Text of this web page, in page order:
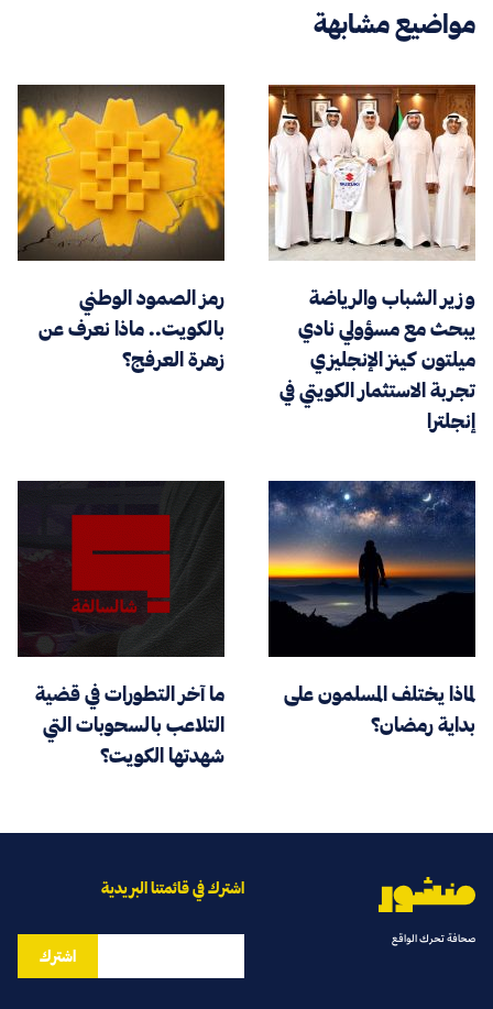
مواضيع مشابهة
وزير الشباب والرياضة
يبحث مع مسؤولي نادي
ميلتون كينز الإنجليزي
تجربة الاستثمار الكويتي في
إنجلترا
رمز الصمود الوطني
بالكويت.. ماذا نعرف عن
زهرة العرفج؟
لماذا يختلف المسلمون على
بداية رمضان؟
ما آخر التطورات في قضية
التلاعب بالسحوبات التي
شهدتها الكويت؟
صحافة تحرك الواقع
اشترك في قائمتنا البريدية
اشترك